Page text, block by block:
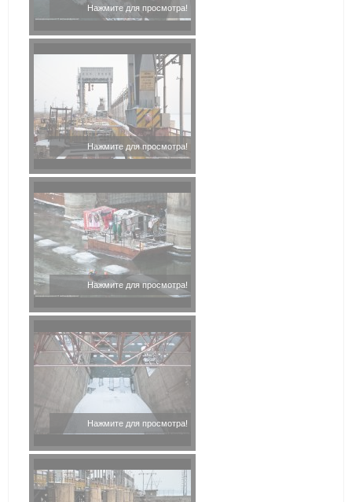
Нажмите для просмотра!
Нажмите для просмотра!
Нажмите для просмотра!
Нажмите для просмотра!